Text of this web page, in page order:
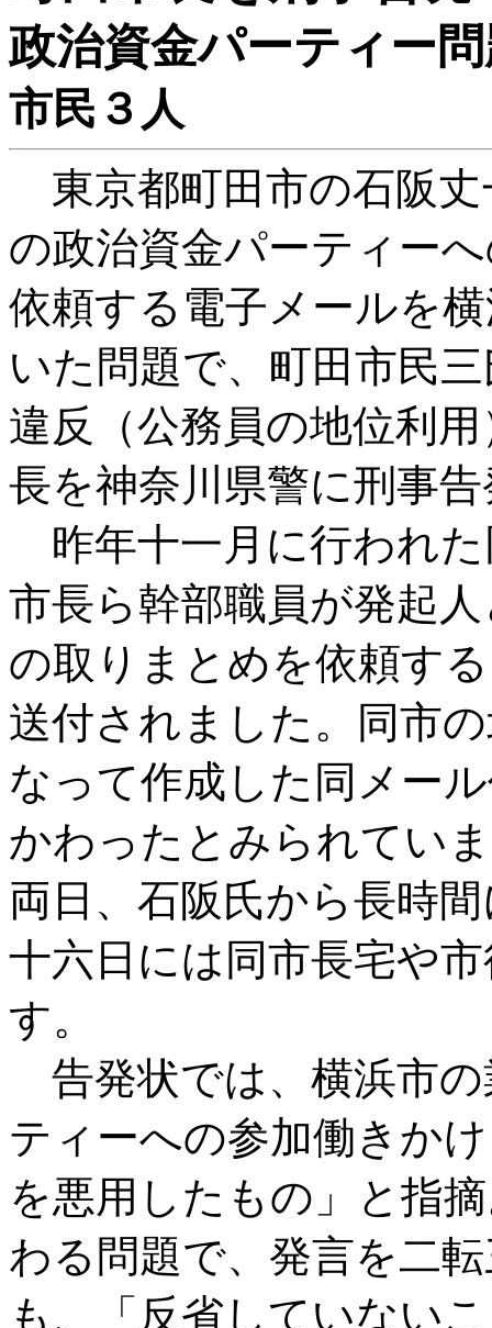
政治資金パーティー
市民３人
東京都町田市の石阪丈
の政治資金パーティー
依頼する電子メールを
いた問題で、町田市民
違反（公務員の地位利
長を神奈川県警に刑事
昨年十一月に行われ
市長ら幹部職員が発起
の取りまとめを依頼す
送付されました。同市
なって作成した同メー
かわったとみられてい
両日、石阪氏から長時
十六日には同市長宅や
す。
告発状では、横浜市
ティーへの参加働きか
を悪用したもの」と指
わる問題で、発言を二
も、「反省していない